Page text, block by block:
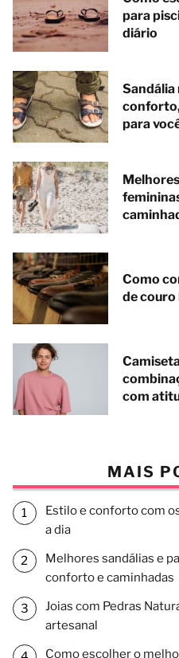
para
diário
Sandália
para
Como
de
com
MAIS
Estilo e conforto com
a dia
Melhores sandálias e
conforto e caminhadas
Joias com Pedras
artesanal
Como escolher o